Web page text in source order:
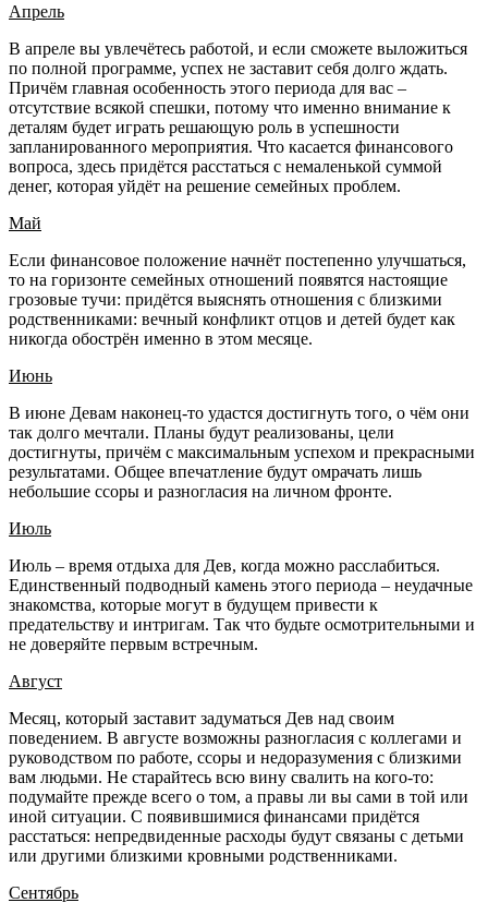
Апрель
В апреле вы увлечётесь работой, и если сможете выложиться
по полной программе, успех не заставит себя долго ждать.
Причём главная особенность этого периода для вас –
отсутствие всякой спешки, потому что именно внимание к
деталям будет играть решающую роль в успешности
запланированного мероприятия. Что касается финансового
вопроса, здесь придётся расстаться с немаленькой суммой
денег, которая уйдёт на решение семейных проблем.
Май
Если финансовое положение начнёт постепенно улучшаться,
то на горизонте семейных отношений появятся настоящие
грозовые тучи: придётся выяснять отношения с близкими
родственниками: вечный конфликт отцов и детей будет как
никогда обострён именно в этом месяце.
Июнь
В июне Девам наконец-то удастся достигнуть того, о чём они
так долго мечтали. Планы будут реализованы, цели
достигнуты, причём с максимальным успехом и прекрасными
результатами. Общее впечатление будут омрачать лишь
небольшие ссоры и разногласия на личном фронте.
Июль
Июль – время отдыха для Дев, когда можно расслабиться.
Единственный подводный камень этого периода – неудачные
знакомства, которые могут в будущем привести к
предательству и интригам. Так что будьте осмотрительными и
не доверяйте первым встречным.
Август
Месяц, который заставит задуматься Дев над своим
поведением. В августе возможны разногласия с коллегами и
руководством по работе, ссоры и недоразумения с близкими
вам людьми. Не старайтесь всю вину свалить на кого-то:
подумайте прежде всего о том, а правы ли вы сами в той или
иной ситуации. С появившимися финансами придётся
расстаться: непредвиденные расходы будут связаны с детьми
или другими близкими кровными родственниками.
Сентябрь